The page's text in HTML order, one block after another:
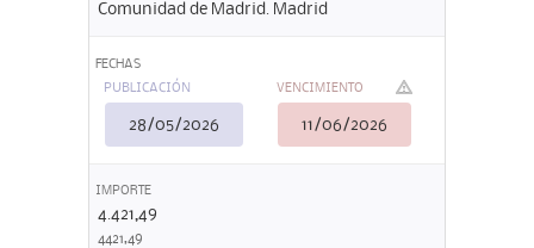
Comunidad de Madrid. Madrid
FECHAS
PUBLICACIÓN
28/05/2026
VENCIMIENTO
11/06/2026
IMPORTE
4.421,49
4421,49